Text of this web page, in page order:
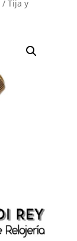
/ Tija y